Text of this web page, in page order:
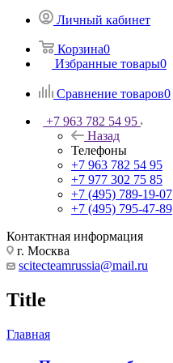
Личный кабинет
Корзина0
Избранные товары0
Сравнение товаров0
+7 963 782 54 95
Назад
Телефоны
+7 963 782 54 95
+7 977 302 75 85
+7 (495) 789-19-07
+7 (495) 795-47-89
Контактная информация
г. Москва
scitecteamrussia@mail.ru
Title
Главная